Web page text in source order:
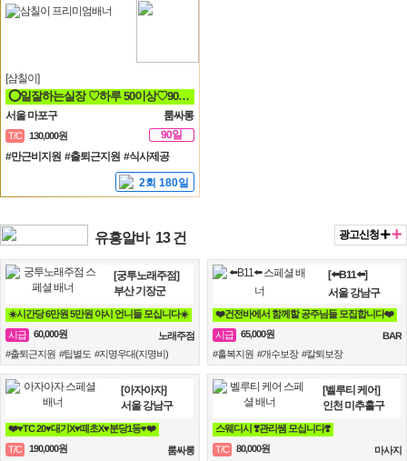
[삼칠이]
⭕일잘하는실장 ♡하루 50이상♡90분♡ 당일지급♡훈훈⭕
서울 마포구 룸싸롱
T/C 130,000원
90일
#만근비지원 #출퇴근지원 #식사제공
2회 180일
유흥알바 13 건 광고신청
[궁투노래주점]
부산 기장군
☀️시간당 6만원 5만원 야시 언니들 모십니다☀️
시급
60,000원
노래주점
#출퇴근지원 #팁별도 #지명우대(지명비)
[⬅️B11⬅️]
서울 강남구
❤️건전바에서 함께할 공주님들 모집합니다❤️
시급
65,000원
BAR
#홀복지원 #개수보장 #칼퇴보장
[아자아자]
서울 강남구
❤️♥TC 20♥대기X♥떼초X♥분당1등♥❤️
T/C
190,000원
룸싸롱
[벨루티 케어]
인천 미추홀구
스웨디시 ❣️관리쌤 모십니다❣️
T/C
80,000원
마사지